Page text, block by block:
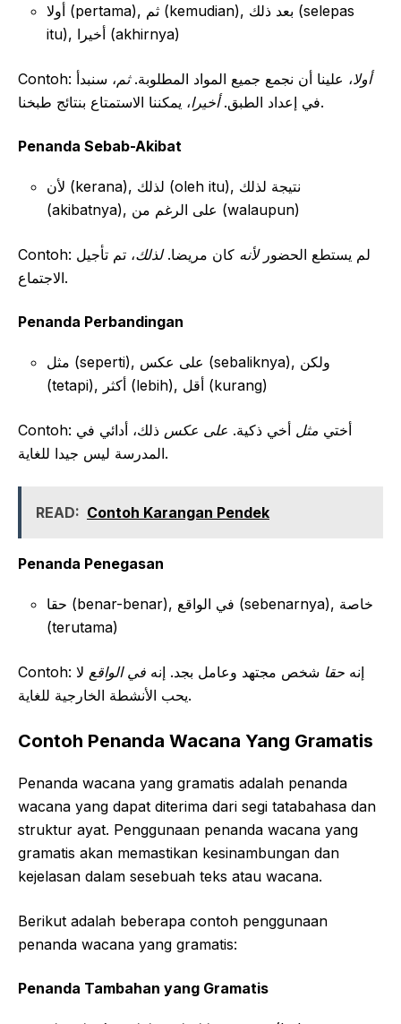
أولا (pertama), ثم (kemudian), بعد ذلك (selepas
itu), أخيرا (akhirnya)
Contoh: أولا، علينا أن نجمع جميع المواد المطلوبة.ثم، سنبدأ
في إعداد الطبق.أخيرا ، يمكننا الاستمتاع بنتائج طبخنا.
Penanda Sebab-Akibat
لأن (kerana), لذلك (oleh itu), نتيجة لذلك
(akibatnya), على الرغم من (walaupun)
Contoh: لم يستطع الحضورلأنه كان مريضا.لذلك، تم تأجيل
الاجتماع.
Penanda Perbandingan
مثل (seperti), على عكس (sebaliknya), ولكن
(tetapi), أكثر (lebih), أقل (kurang)
Contoh: أختي مثل أخي ذكية. على عكس ذلك، أدائي في
المدرسة ليس جيدا للغاية.
READ: Contoh Karangan Pendek
Penanda Penegasan
حقا (benar-benar), في الواقع (sebenarnya), خاصة
(terutama)
Contoh: إنه حقا شخص مجتهد وعامل بجد. إنه في الواقع لا
يحب الأنشطة الخارجية للغاية.
Contoh Penanda Wacana Yang Gramatis
Penanda wacana yang gramatis adalah penanda
wacana yang dapat diterima dari segi tatabahasa dan
struktur ayat. Penggunaan penanda wacana yang
gramatis akan memastikan kesinambungan dan
kejelasan dalam sesebuah teks atau wacana.
Berikut adalah beberapa contoh penggunaan
penanda wacana yang gramatis:
Penanda Tambahan yang Gramatis